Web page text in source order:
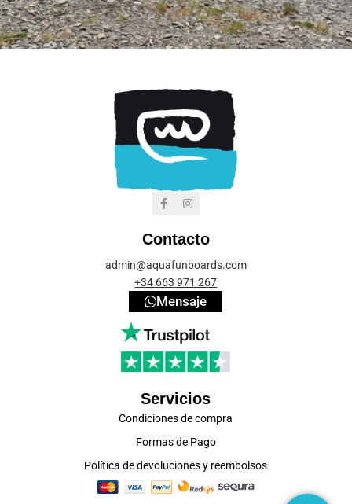
Contacto
admin@aquafunboards.com
+34 663 971 267
Mensaje
Servicios
Condiciones de compra
Formas de Pago
Política de devoluciones y reembolsos